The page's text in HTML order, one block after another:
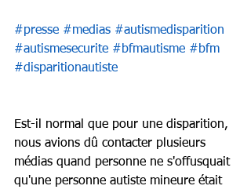
#presse #medias #autismedisparition
#autismesecurite #bfmautisme #bfm
#disparitionautiste
Est-il normal que pour une disparition,
nous avions dû contacter plusieurs
médias quand personne ne s'offusquait
qu'une personne autiste mineure était